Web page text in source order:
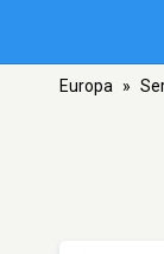
Europa »